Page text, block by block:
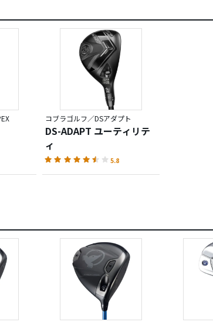
コブラゴルフ／DSアダプト
DS-ADAPT ユーティリテ
ィ
5.8